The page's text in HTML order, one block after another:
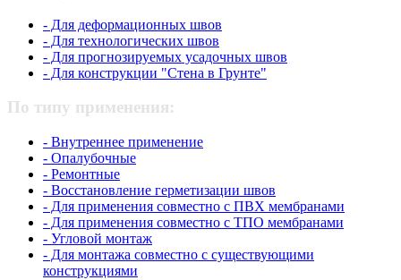
- Для деформационных швов
- Для технологических швов
- Для прогнозируемых усадочных швов
- Для конструкции "Стена в Грунте"
По типу применения:
- Внутреннее применение
- Опалубочные
- Ремонтные
- Восстановление герметизации швов
- Для применения совместно с ПВХ мембранами
- Для применения совместно с ТПО мембранами
- Угловой монтаж
- Для монтажа совместно с существующими
конструкциями